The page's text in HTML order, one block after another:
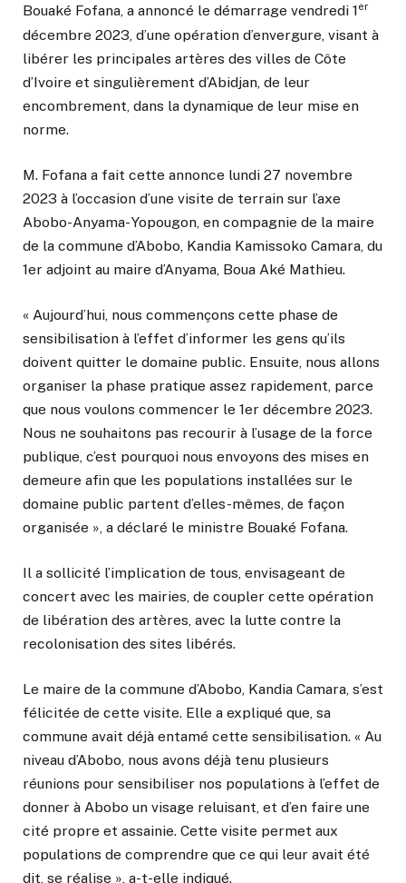
Bouaké Fofana, a annoncé le démarrage vendredi 1er
décembre 2023, d’une opération d’envergure, visant à
libérer les principales artères des villes de Côte
d’Ivoire et singulièrement d’Abidjan, de leur
encombrement, dans la dynamique de leur mise en
norme.
M. Fofana a fait cette annonce lundi 27 novembre
2023 à l’occasion d’une visite de terrain sur l’axe
Abobo-Anyama- Yopougon, en compagnie de la maire
de la commune d’Abobo, Kandia Kamissoko Camara, du
1er adjoint au maire d’Anyama, Boua Aké Mathieu.
« Aujourd’hui, nous commençons cette phase de
sensibilisation à l’effet d’informer les gens qu’ils
doivent quitter le domaine public. Ensuite, nous allons
organiser la phase pratique assez rapidement, parce
que nous voulons commencer le 1er décembre 2023.
Nous ne souhaitons pas recourir à l’usage de la force
publique, c’est pourquoi nous envoyons des mises en
demeure afin que les populations installées sur le
domaine public partent d’elles-mêmes, de façon
organisée », a déclaré le ministre Bouaké Fofana.
Il a sollicité l’implication de tous, envisageant de
concert avec les mairies, de coupler cette opération
de libération des artères, avec la lutte contre la
recolonisation des sites libérés.
Le maire de la commune d’Abobo, Kandia Camara, s’est
félicitée de cette visite. Elle a expliqué que, sa
commune avait déjà entamé cette sensibilisation. « Au
niveau d’Abobo, nous avons déjà tenu plusieurs
réunions pour sensibiliser nos populations à l’effet de
donner à Abobo un visage reluisant, et d’en faire une
cité propre et assainie. Cette visite permet aux
populations de comprendre que ce qui leur avait été
dit, se réalise », a-t-elle indiqué.